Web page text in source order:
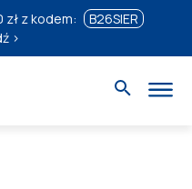
zł z kodem:
B26SIER
›